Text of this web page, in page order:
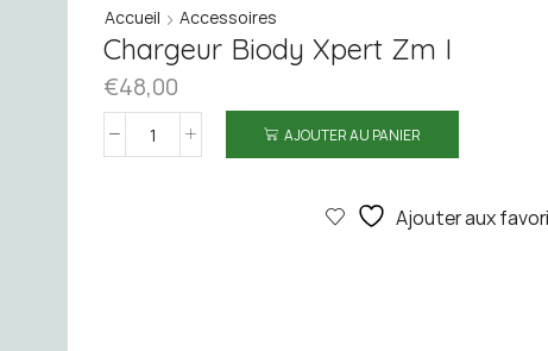
Accueil Accessoires
Chargeur Biody Xpert Zm I
€48,00
quantité
AJOUTER AU PANIER
Ajouter aux